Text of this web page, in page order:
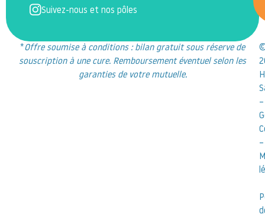
Suivez-nous et nos pôles
*Offre soumise à conditions : bilan gratuit sous réserve de
souscription à une cure. Remboursement éventuel selon les
garanties de votre mutuelle.
–
–